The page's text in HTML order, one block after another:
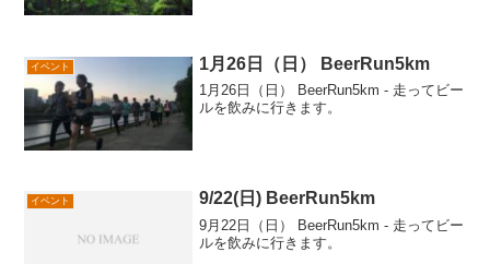
イベント 1月26日（日） BeerRun5km
1月26日（日） BeerRun5km - 走ってビー
ルを飲みに行きます。
イベント 9/22(日) BeerRun5km
9月22日（日） BeerRun5km - 走ってビー
ルを飲みに行きます。